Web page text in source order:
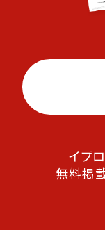
イプ
無料掲